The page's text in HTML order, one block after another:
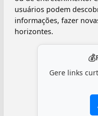
usuários podem
informações, fazer
horizontes.
💰
Gere links